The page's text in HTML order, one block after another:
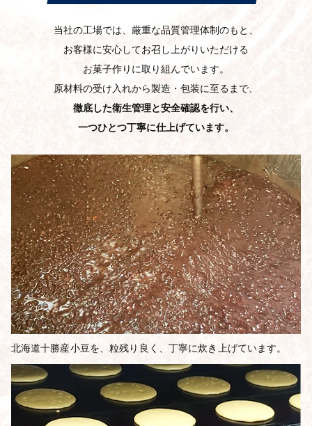
当社の工場では、厳重な品質管理体制のもと、
お客様に安心してお召し上がりいただける
お菓子作りに取り組んでいます。
原材料の受け入れから製造・包装に至るまで、
徹底した衛生管理と安全確認を行い、
一つひとつ丁寧に仕上げています。
北海道十勝産小豆を、粒残り良く、丁寧に炊き上げています。